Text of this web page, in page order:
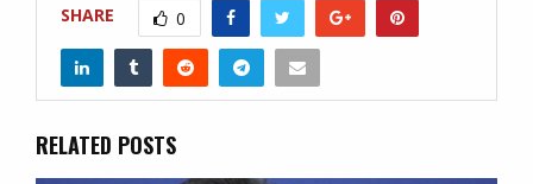
SHARE 0
RELATED POSTS